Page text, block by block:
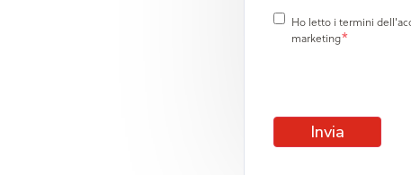
Ho letto i termini
marketing*